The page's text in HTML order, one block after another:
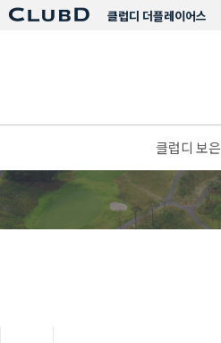
클럽디 더플레이어스
클럽디 보은